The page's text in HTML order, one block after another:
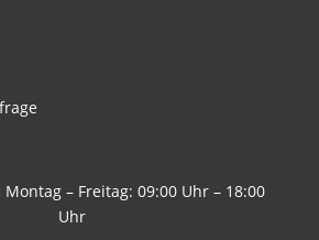
Montag – Freitag: 09:00 Uhr – 18:00
Uhr